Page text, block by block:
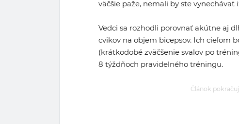
väčšie paže, nemali by ste vynechávať
Vedci sa rozhodli porovnať akútne aj
cvikov na objem bicepsov. Ich cieľom
(krátkodobé zväčšenie svalov po
8 týždňoch pravidelného tréningu.
Článok